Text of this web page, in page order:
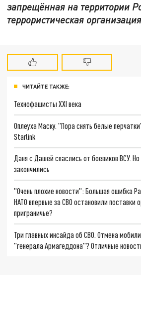
запрещённая на территории
террористическая
ЧИТАЙТЕ ТАКЖЕ:
Технофашисты XXI века
Оплеуха Маску. "Пора снять белые
Starlink
Даня с Дашей спаслись от боевиков ВСУ.
закончились
"Очень плохие новости": Большая ошибка
НАТО впервые за СВО остановили поставки
приграничье?
Три главных инсайда об СВО. Отмена
"генерала Армагеддона"? Отличные